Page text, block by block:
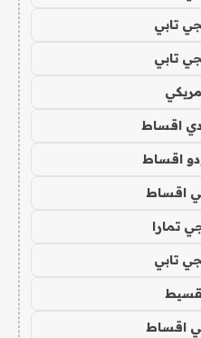
تابي
تابي
اقساط
اقساط
اقساط
تمارا
تابي
اقساط